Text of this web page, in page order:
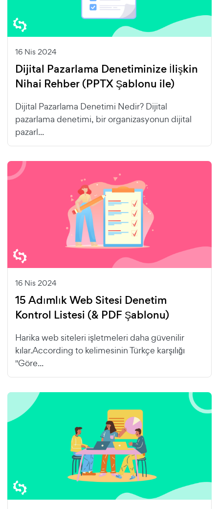
16 Nis 2024
Dijital Pazarlama Denetiminize İlişkin
Nihai Rehber (PPTX Şablonu ile)
Dijital Pazarlama Denetimi Nedir? Dijital
pazarlama denetimi, bir organizasyonun dijital
pazarl...
16 Nis 2024
15 Adımlık Web Sitesi Denetim
Kontrol Listesi (& PDF Şablonu)
Harika web siteleri işletmeleri daha güvenilir
kılar.According to kelimesinin Türkçe karşılığı
"Göre...